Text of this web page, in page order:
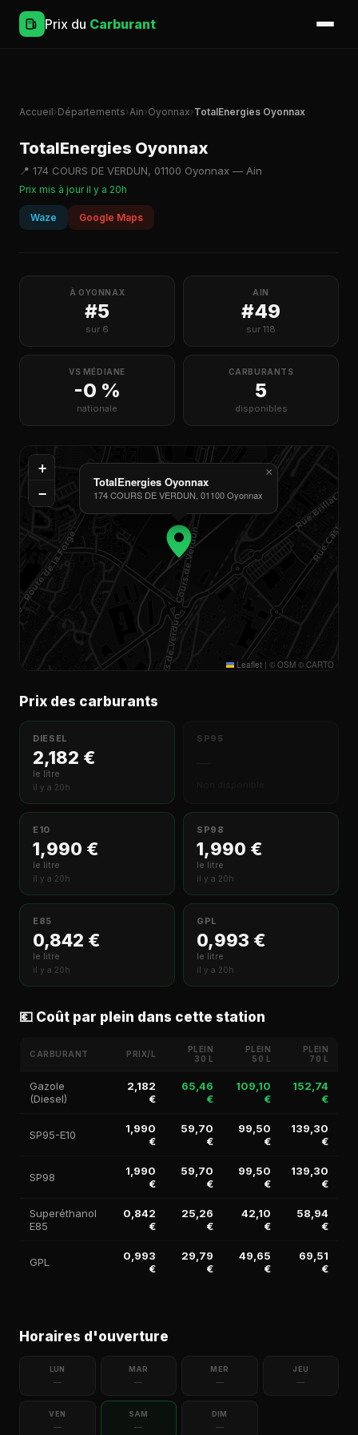
Prix du Carburant
Accueil›Départements›Ain›Oyonnax›TotalEnergies Oyonnax
TotalEnergies Oyonnax
📍 174 COURS DE VERDUN, 01100 Oyonnax — Ain
Prix mis à jour il y a 20h
Waze Google Maps
À OYONNAX
#5
sur 6
AIN
#49
sur 118
VS MÉDIANE
-0 %
nationale
CARBURANTS
5
disponibles
TotalEnergies Oyonnax
174 COURS DE VERDUN, 01100 Oyonnax
×
+
−
Leaflet | © OSM © CARTO
Prix des carburants
DIESEL
2,182 €
le litre
il y a 20h
SP95
E10
1,990 €
le litre
il y a 20h
SP98
1,990 €
le litre
il y a 20h
E85
0,842 €
le litre
il y a 20h
GPL
0,993 €
le litre
il y a 20h
💶 Coût par plein dans cette station
CARBURANT PRIX/L
PLEIN
30 L
PLEIN
50 L
PLEIN
70 L
Gazole
(Diesel)
2,182
€
65,46
€
109,10
€
152,74
€
SP95-E10
1,990
€
59,70
€
99,50
€
139,30
€
SP98
1,990
€
59,70
€
99,50
€
139,30
€
Superéthanol
E85
0,842
€
25,26
€
42,10
€
58,94
€
GPL
0,993
€
29,79
€
49,65
€
69,51
€
Horaires d'ouverture
LUN
—
MAR
—
MER
—
JEU
—
VEN
—
SAM
—
DIM
—